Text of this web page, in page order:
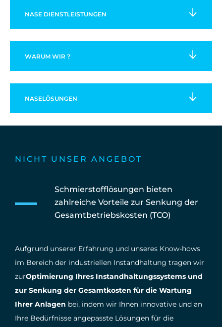
NASE DIENSTLEISTUNGEN
WARUM WIR ?
NASELÖSUNGEN
NICHT UNSER ANGEBOT
Schmierstofflösungen bieten
zahlreiche Vorteile zur Senkung der
Gesamtbetriebskosten (TCO)
Aufgrund unserer Erfahrung und unseres Know-hows
im Bereich der industriellen Instandhaltung tragen wir
zurOptimierung Ihres Instandhaltungssystems und
zur Senkung der Gesamtkosten für die Wartung
Ihrer Anlagen bei, indem wir Ihnen innovative und an
Ihre Bedürfnisse angepasste Lösungen für die